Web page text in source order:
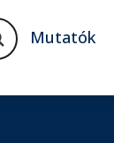
Mutatók